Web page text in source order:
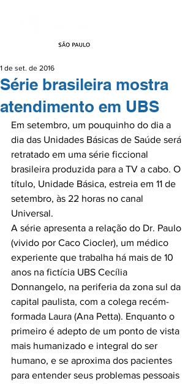
Série brasileira mostra
atendimento em UBS
1 de set. de 2016
Em setembro, um pouquinho do dia a
dia das Unidades Básicas de Saúde será
retratado em uma série ficcional
brasileira produzida para a TV a cabo. O
título, Unidade Básica, estreia em 11 de
setembro, às 22 horas no canal
Universal.
A série apresenta a relação do Dr. Paulo
(vivido por Caco Ciocler), um médico
experiente que trabalha há mais de 10
anos na fictícia UBS Cecília
Donnangelo, na periferia da zona sul da
capital paulista, com a colega recém-
formada Laura (Ana Petta). Enquanto o
primeiro é adepto de um ponto de vista
mais humanizado e integral do ser
humano, e se aproxima dos pacientes
para entender seus problemas pessoais